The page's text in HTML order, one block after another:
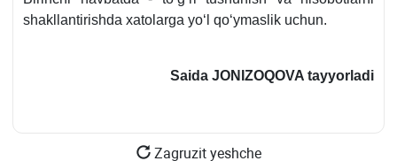
shakllantirishda хatolarga yoʻl qoʻymaslik uchun.
Saida JONIZOQOVA tayyorladi
Zagruzit yeshche